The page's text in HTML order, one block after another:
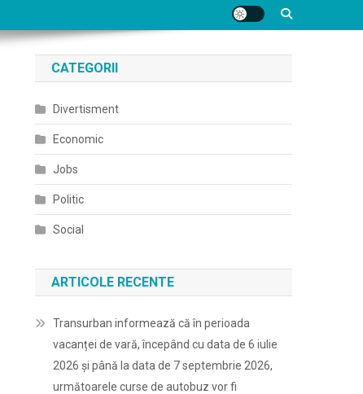
CATEGORII
Divertisment
Economic
Jobs
Politic
Social
ARTICOLE RECENTE
Transurban informează că în perioada
vacanței de vară, începând cu data de 6 iulie
2026 și până la data de 7 septembrie 2026,
următoarele curse de autobuz vor fi